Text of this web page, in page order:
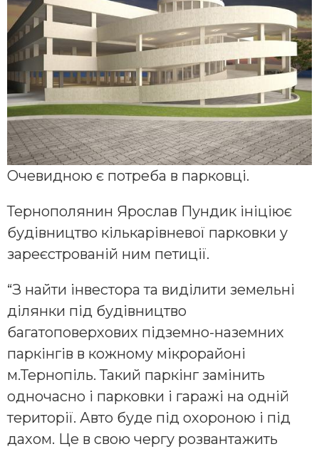
Очевидною є потреба в парковці.
Тернополянин Ярослав Пундик ініціює
будівництво кількарівневої парковки у
зареєстрованій ним петиції.
“З найти інвестора та виділити земельні
ділянки під будівництво
багатоповерхових підземно-наземних
паркінгів в кожному мікрорайоні
м.Тернопіль. Такий паркінг замінить
одночасно і парковки і гаражі на одній
території. Авто буде під охороною і під
дахом. Це в свою чергу розвантажить